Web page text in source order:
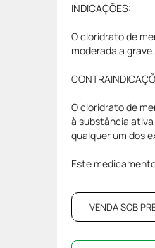
INDICAÇÕES:
O cloridrato de
moderada a grave.
O cloridrato de
à substância ativa
qualquer um dos
Este
VENDA SOB